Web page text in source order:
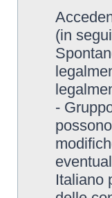
(in
-
Italiano